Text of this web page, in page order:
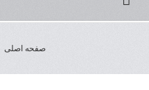
صفحه اصلی